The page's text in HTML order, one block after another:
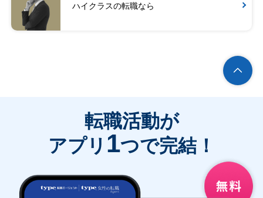
ハイクラスの転職なら
転職活動が
アプリ 1つで完結！